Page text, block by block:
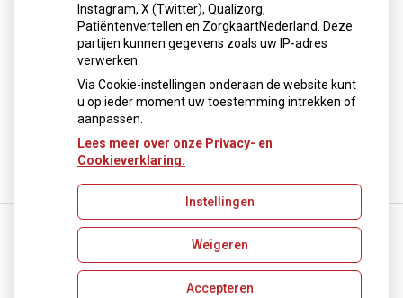
Kookadvies drinkwater in provincie Utrecht vanwege
besmetting
Terugroepactie babyvoeding Nestlé: bacterie kan baby’s
ziek maken
Uw Zorg Online |Beheer
info@apotheekdeweijerd.nl
Instagram, X (Twitter), Qualizorg,
Patiëntenvertellen en ZorgkaartNederland. Deze
partijen kunnen gegevens zoals uw IP-adres
verwerken.
Via Cookie-instellingen onderaan de website kunt
u op ieder moment uw toestemming intrekken of
aanpassen.
Lees meer over onze Privacy- en
Cookieverklaring.
Instellingen
Weigeren
Accepteren